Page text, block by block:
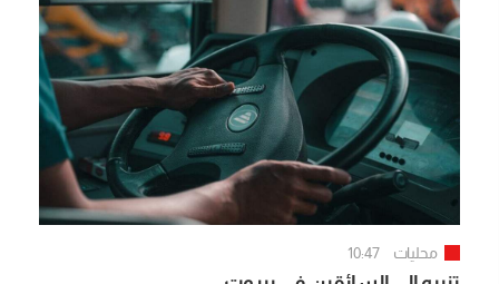
محليات 10:47